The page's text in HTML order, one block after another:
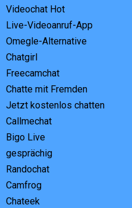
Videochat Hot
Live-Videoanruf-App
Omegle-Alternative
Chatgirl
Freecamchat
Chatte mit Fremden
Jetzt kostenlos chatten
Callmechat
Bigo Live
gesprächig
Randochat
Camfrog
Chateek